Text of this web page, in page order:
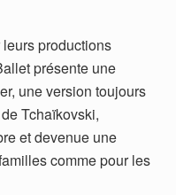
leurs productions
présente une
une version toujours
Tchaïkovski,
et devenue une
comme pour les